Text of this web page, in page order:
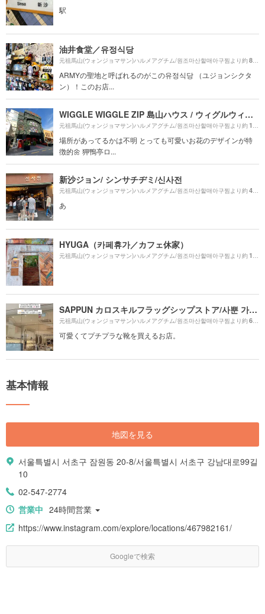
駅
油井食堂／유정식당
元祖馬山(ウォンジョマサン)ハルメアグチム/원조마산할매아구찜より約870m
ARMYの聖地と呼ばれるのがこの유정식당 （ユジョンシクタ
ン）！このお店...
WIGGLE WIGGLE ZIP 島山ハウス / ウィグルウィグルチッ トサンハウス / 위글위글집 도산하우스
元祖馬山(ウォンジョマサン)ハルメアグチム/원조마산할매아구찜より約1930m
場所があってるかは不明 とっても可愛いお花のデザインが特
徴的🌼 狎鴨亭ロ...
新沙ジョン/ シンサチヂミ/신사전
元祖馬山(ウォンジョマサン)ハルメアグチム/원조마산할매아구찜より約490m
あ
HYUGA（카페휴가／カフェ休家）
元祖馬山(ウォンジョマサン)ハルメアグチム/원조마산할매아구찜より約1170m
SAPPUN カロスキルフラッグシップストア/사뿐 가로수길플래그십스토어
元祖馬山(ウォンジョマサン)ハルメアグチム/원조마산할매아구찜より約610m
可愛くてプチプラな靴を買えるお店。
基本情報
地図を見る
서울특별시 서초구 잠원동 20-8/서울특별시 서초구 강남대로99길
10
02-547-2774
営業中 24時間営業
https://www.instagram.com/explore/locations/467982161/
Googleで検索